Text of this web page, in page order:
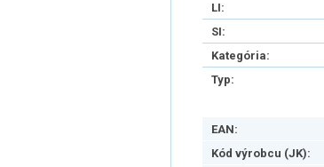
LI:
SI:
Kategória:
Typ:
EAN:
Kód výrobcu (JK):